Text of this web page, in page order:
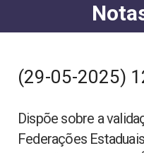
(29-05-2025)
Dispõe sobre a
Federações